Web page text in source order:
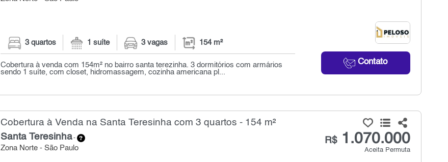
Contato
3 quartos 1 suíte 3 vagas 154 m²
Cobertura à venda com 154m² no bairro santa terezinha. 3 dormitórios com armários
sendo 1 suíte, com closet, hidromassagem, cozinha americana pl...
Cobertura à Venda na Santa Teresinha com 3 quartos - 154 m²
Santa Teresinha-
Zona Norte - São Paulo
R$1.070.000
Aceita Permuta